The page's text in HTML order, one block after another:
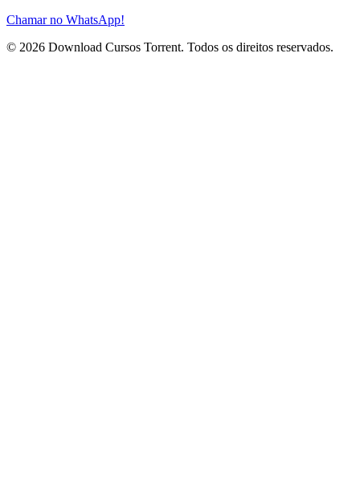
Chamar no WhatsApp!
© 2026 Download Cursos Torrent. Todos os direitos reservados.